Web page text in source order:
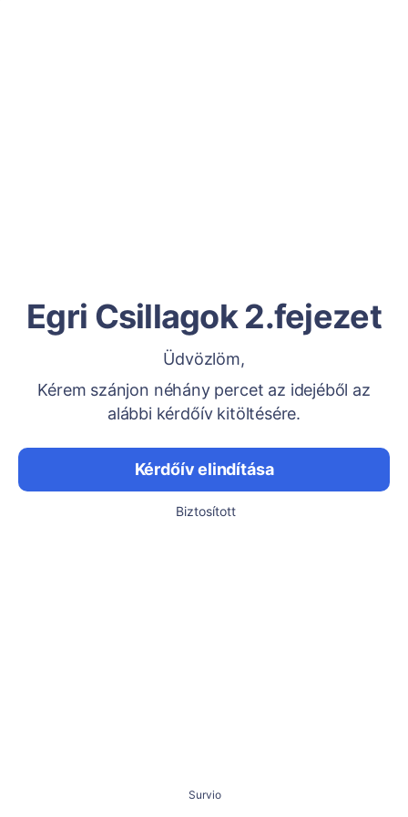
Egri Csillagok 2.fejezet
Üdvözlöm,
Kérem szánjon néhány percet az idejéből az
alábbi kérdőív kitöltésére.
Kérdőív elindítása
Biztosított
Survio